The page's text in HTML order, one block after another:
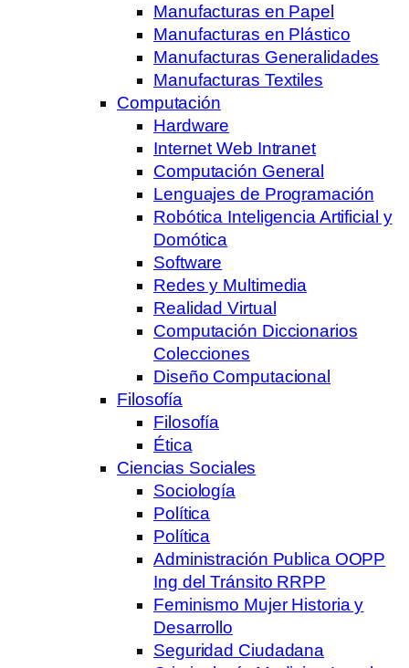
Manufacturas en Papel
Manufacturas en Plástico
Manufacturas Generalidades
Manufacturas Textiles
Computación
Hardware
Internet Web Intranet
Computación General
Lenguajes de Programación
Robótica Inteligencia Artificial y
Domótica
Software
Redes y Multimedia
Realidad Virtual
Computación Diccionarios
Colecciones
Diseño Computacional
Filosofía
Filosofía
Ética
Ciencias Sociales
Sociología
Política
Política
Administración Publica OOPP
Ing del Tránsito RRPP
Feminismo Mujer Historia y
Desarrollo
Seguridad Ciudadana